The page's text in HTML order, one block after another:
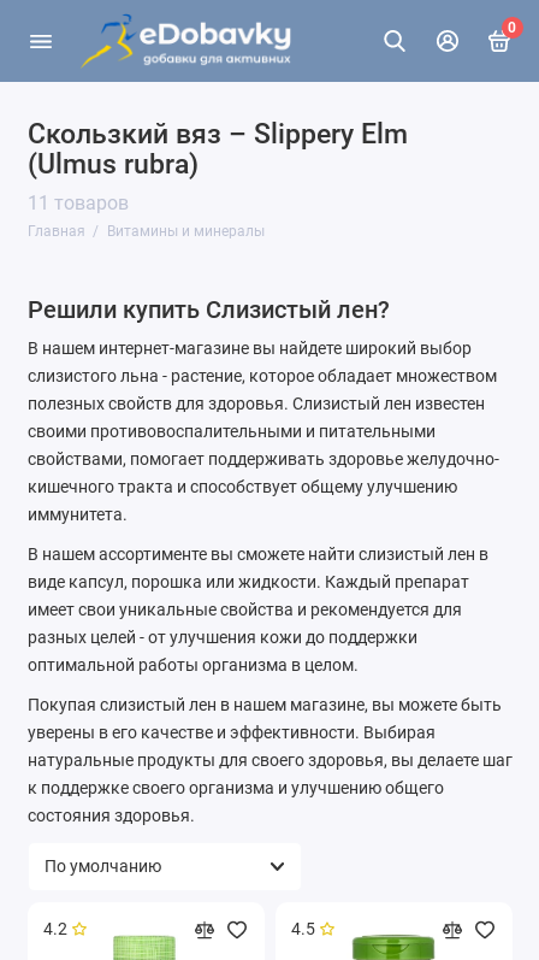
0
Скользкий вяз – Slippery Elm
(Ulmus rubra)
11 товаров
Главная Витамины и минералы
Решили купить Слизистый лен?
В нашем интернет-магазине вы найдете широкий выбор
слизистого льна - растение, которое обладает множеством
полезных свойств для здоровья. Слизистый лен известен
своими противовоспалительными и питательными
свойствами, помогает поддерживать здоровье желудочно-
кишечного тракта и способствует общему улучшению
иммунитета.
В нашем ассортименте вы сможете найти слизистый лен в
виде капсул, порошка или жидкости. Каждый препарат
имеет свои уникальные свойства и рекомендуется для
разных целей - от улучшения кожи до поддержки
оптимальной работы организма в целом.
Покупая слизистый лен в нашем магазине, вы можете быть
уверены в его качестве и эффективности. Выбирая
натуральные продукты для своего здоровья, вы делаете шаг
к поддержке своего организма и улучшению общего
состояния здоровья.
4.2 4.5